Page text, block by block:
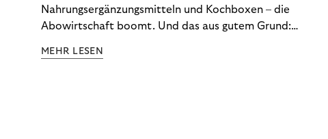
Nahrungsergänzungsmitteln und Kochboxen – die
Abowirtschaft boomt. Und das aus gutem Grund:
wünschen. Sie ermöglichen es uns, Produkte und
MEHR LESEN